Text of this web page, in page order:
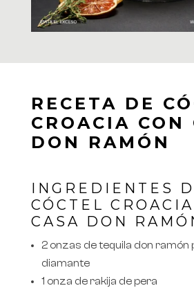
RECETA DE
CROACIA CON
DON RAMÓN
INGREDIENTES
CÓCTEL
CASA DON
2 onzas de tequila don ramón
diamante
1 onza de rakija de pera